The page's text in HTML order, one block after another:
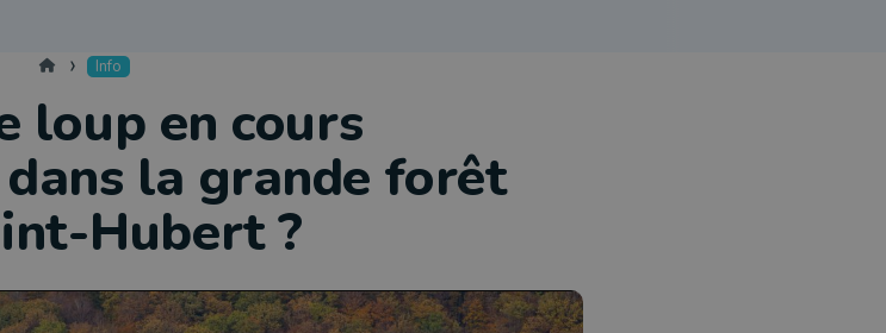
Accueil Info
loup en cours
la grande forêt
Hubert ?